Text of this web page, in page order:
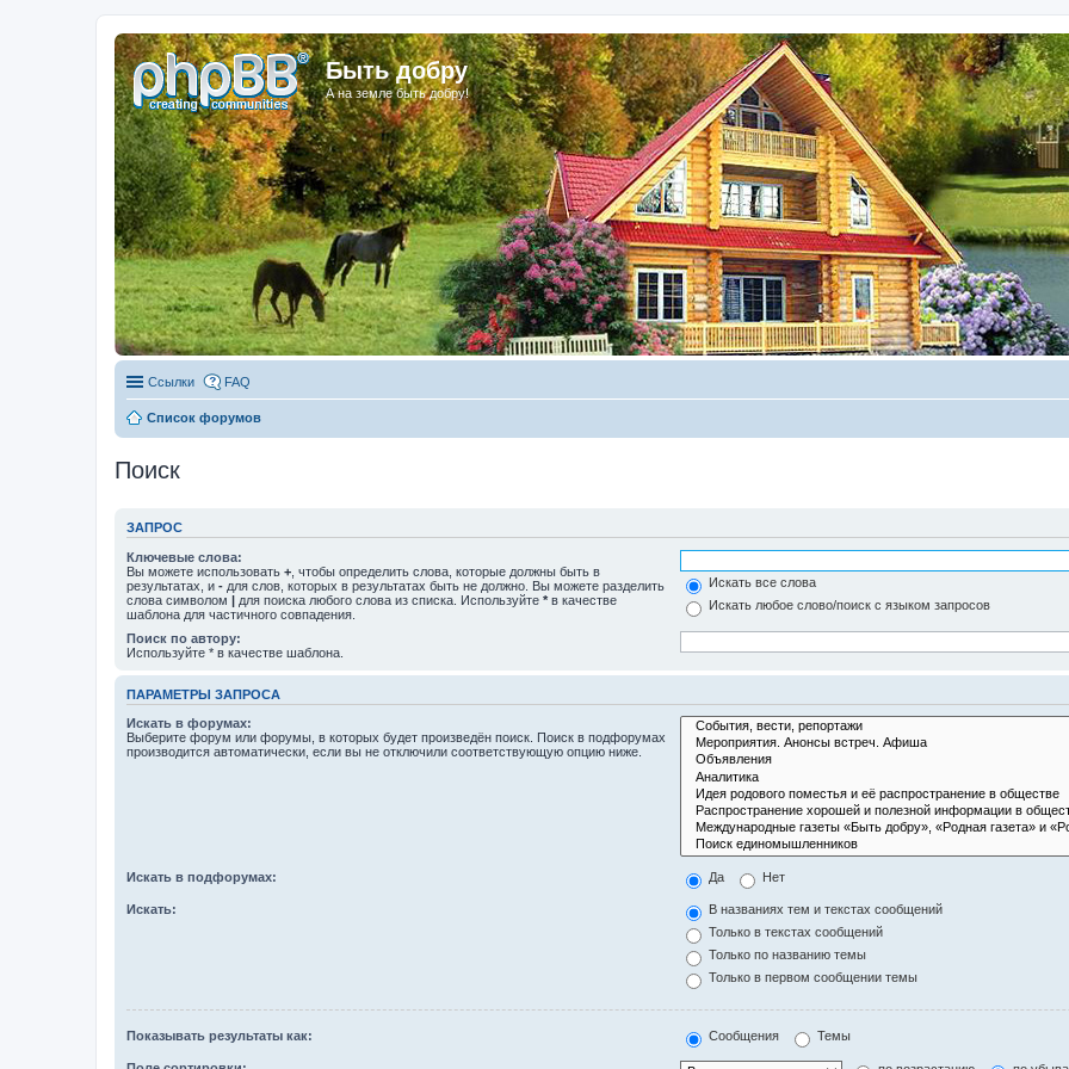
Быть добру
А на земле быть добру!
Ссылки FAQ
Список форумов
Поиск
ЗАПРОС
Ключевые слова:
Вы можете использовать + , чтобы определить слова, которые должны быть в
результатах, и - для слов, которых в результатах быть не должно. Вы можете разделить
слова символом | для поиска любого слова из списка. Используйте * в качестве
шаблона для частичного совпадения.
Искать все слова
Искать любое слово/поиск с языком запросов
Поиск по автору:
Используйте * в качестве шаблона.
ПАРАМЕТРЫ ЗАПРОСА
Искать в форумах:
Выберите форум или форумы, в которых будет произведён поиск. Поиск в подфорумах
производится автоматически, если вы не отключили соответствующую опцию ниже.
Искать в подфорумах: Да Нет
Искать:
В названиях тем и текстах сообщений
Только в текстах сообщений
Только по названию темы
Только в первом сообщении темы
Показывать результаты как: Сообщения Темы